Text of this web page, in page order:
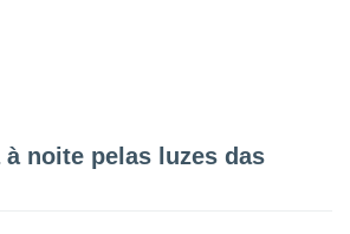
noite pelas luzes das